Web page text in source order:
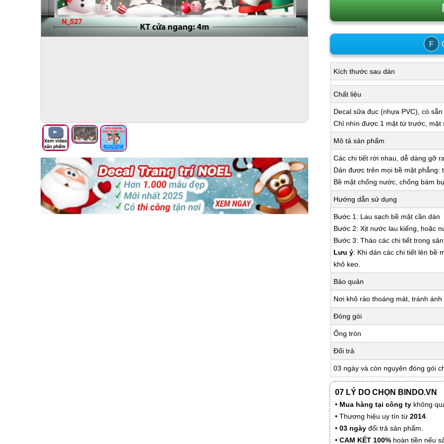
F
Kích thước sau dán
Chất liệu
Decal sữa đục (nhựa PVC), có
Chỉ nhìn được 1 mặt từ trước, mặt
Mô tả sản phẩm
Các chi tiết rời nhau, dễ dàng gỡ
Dán được trên mọi bề mặt phẳng:
Bề mặt chống nước, chống bám
Hướng dẫn sử dụng
Bước 1: Lau sạch bề mặt cần dán
Bước 2: Xịt nước lau kiếng, hoặc
Bước 3: Tháo các chi tiết trong
Lưu ý: Khi dán các chi tiết lên bề
khô keo.
Bảo quản
Nơi khô ráo thoáng mát, tránh
Đóng gói
Ống tròn
Đổi trả
03 ngày và còn nguyên đóng gói
07 LÝ DO CHỌN BINDO.VN
• Mua hàng tại công ty không
• Thương hiệu uy tín từ 2014
• 03 ngày đổi trả sản phẩm.
• CAM KẾT 100% hoàn tiền nếu